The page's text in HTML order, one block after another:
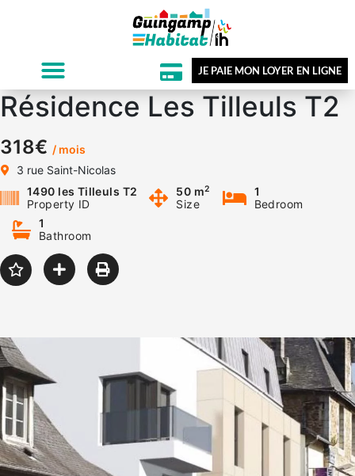
JE PAIE MON LOYER EN LIGNE
Résidence Les Tilleuls T2
318€ / mois
3 rue Saint-Nicolas
1490 les Tilleuls T2
Property ID
50 m2
Size
1
Bedroom
1
Bathroom